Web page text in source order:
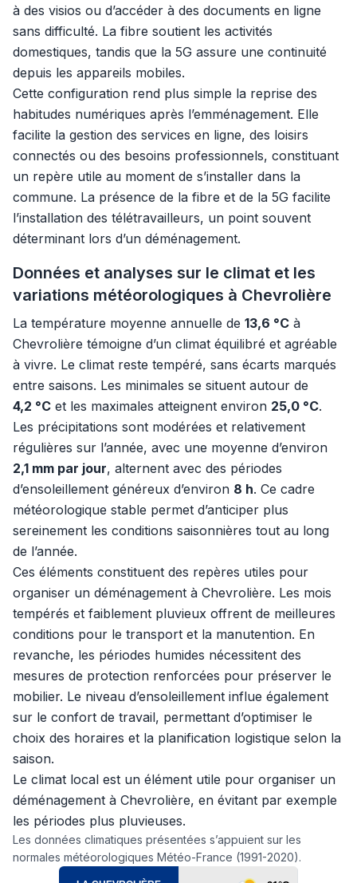
à des visios ou d’accéder à des documents en ligne
sans difficulté. La fibre soutient les activités
domestiques, tandis que la 5G assure une continuité
depuis les appareils mobiles.
Cette configuration rend plus simple la reprise des
habitudes numériques après l’emménagement. Elle
facilite la gestion des services en ligne, des loisirs
connectés ou des besoins professionnels, constituant
un repère utile au moment de s’installer dans la
commune. La présence de la fibre et de la 5G facilite
l’installation des télétravailleurs, un point souvent
déterminant lors d’un déménagement.
Données et analyses sur le climat et les
variations météorologiques à Chevrolière
La température moyenne annuelle de 13,6 °C à
Chevrolière témoigne d’un climat équilibré et agréable
à vivre. Le climat reste tempéré, sans écarts marqués
entre saisons. Les minimales se situent autour de
4,2 °C et les maximales atteignent environ 25,0 °C.
Les précipitations sont modérées et relativement
régulières sur l’année, avec une moyenne d’environ
2,1 mm par jour, alternent avec des périodes
d’ensoleillement généreux d’environ 8 h. Ce cadre
météorologique stable permet d’anticiper plus
sereinement les conditions saisonnières tout au long
de l’année.
Ces éléments constituent des repères utiles pour
organiser un déménagement à Chevrolière. Les mois
tempérés et faiblement pluvieux offrent de meilleures
conditions pour le transport et la manutention. En
revanche, les périodes humides nécessitent des
mesures de protection renforcées pour préserver le
mobilier. Le niveau d’ensoleillement influe également
sur le confort de travail, permettant d’optimiser le
choix des horaires et la planification logistique selon la
saison.
Le climat local est un élément utile pour organiser un
déménagement à Chevrolière, en évitant par exemple
les périodes plus pluvieuses.
Les données climatiques présentées s’appuient sur les
normales météorologiques Météo-France (1991-2020).